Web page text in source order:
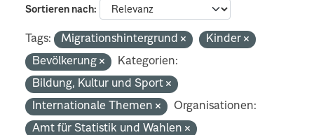
Sortieren nach
Tags: Migrationshintergrund
Kinder
Bevölkerung
Kategorien:
Bildung, Kultur und Sport
Internationale Themen
Organisationen:
Amt für Statistik und Wahlen